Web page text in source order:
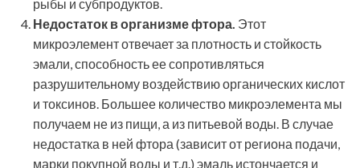
рыбы и субпродуктов.
Недостаток в организме фтора. Этот
микроэлемент отвечает за плотность и стойкость
эмали, способность ее сопротивляться
разрушительному воздействию органических кислот
и токсинов. Большее количество микроэлемента мы
получаем не из пищи, а из питьевой воды. В случае
недостатка в ней фтора (зависит от региона подачи,
марки покупной воды и т.д.) эмаль истончается и